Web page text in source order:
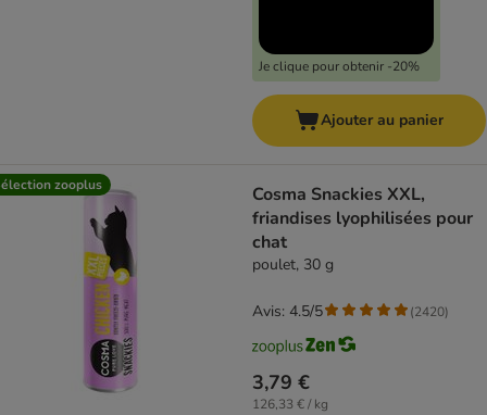
Je clique pour obtenir -20%
Ajouter au panier
zooplus
Cosma Snackies XXL,
friandises lyophilisées pour
chat
poulet, 30 g
3,79 €
126,33 € / kg
Avis: 4.5/5 (2420)